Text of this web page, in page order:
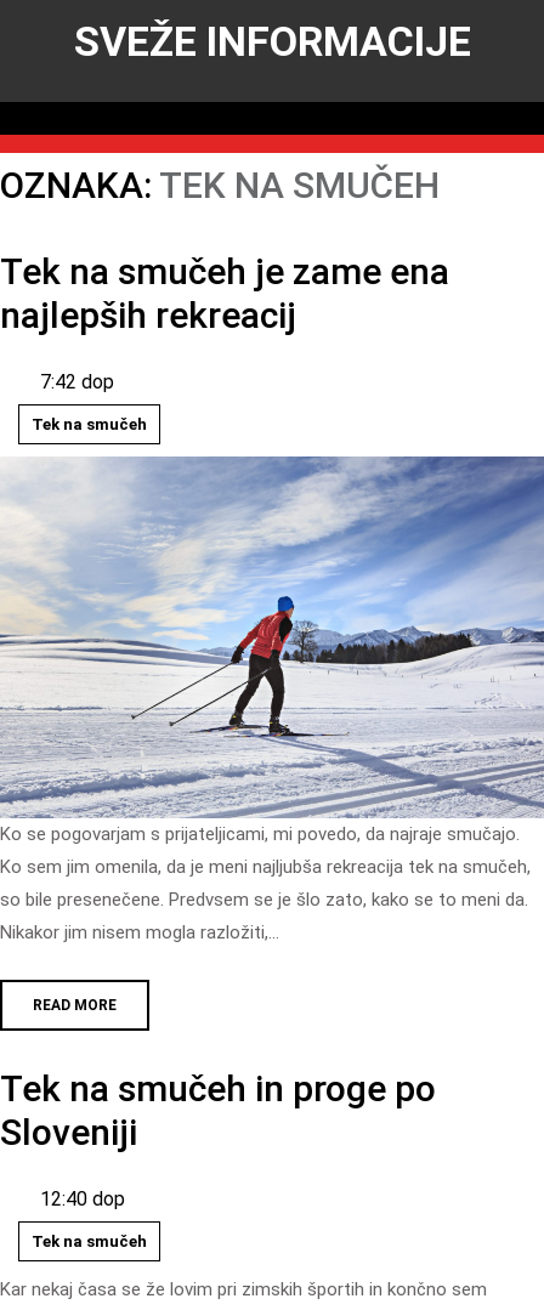
SVEŽE INFORMACIJE
OZNAKA: TEK NA SMUČEH
Tek na smučeh je zame ena
najlepših rekreacij
7:42 dop
Tek na smučeh
Ko se pogovarjam s prijateljicami, mi povedo, da najraje smučajo.
Ko sem jim omenila, da je meni najljubša rekreacija tek na smučeh,
so bile presenečene. Predvsem se je šlo zato, kako se to meni da.
Nikakor jim nisem mogla razložiti,…
READ MORE
Tek na smučeh in proge po
Sloveniji
12:40 dop
Tek na smučeh
Kar nekaj časa se že lovim pri zimskih športih in končno sem